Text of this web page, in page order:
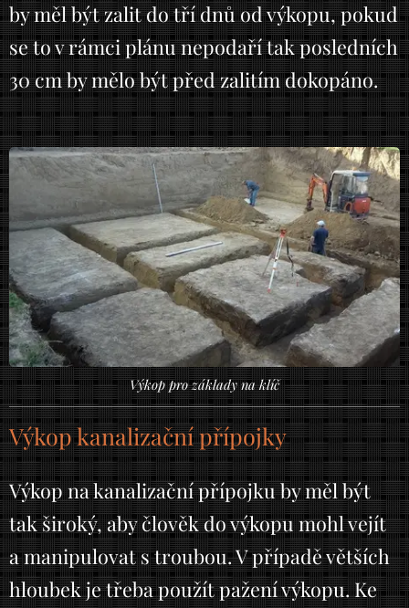
by měl být zalit do tří dnů od výkopu, pokud
se to v rámci plánu nepodaří tak posledních
30 cm by mělo být před zalitím dokopáno.
Výkop pro základy na klíč
Výkop kanalizační přípojky
Výkop na kanalizační přípojku by měl být
tak široký, aby člověk do výkopu mohl vejít
a manipulovat s troubou. V případě větších
hloubek je třeba použít pažení výkopu. Ke